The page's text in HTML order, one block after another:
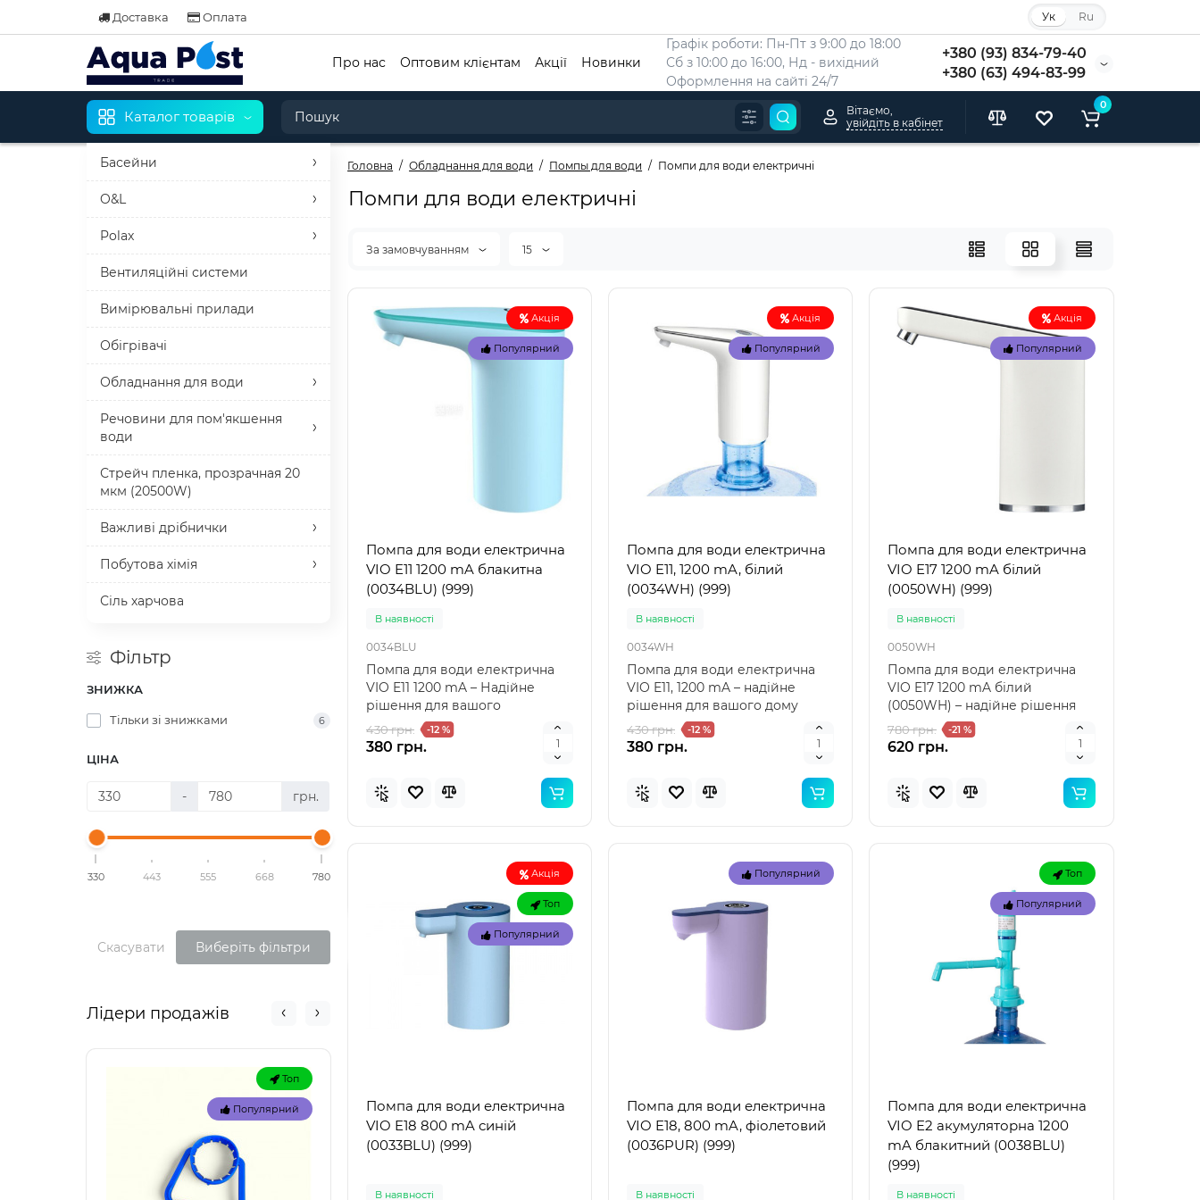
Доставка Оплата Ук Ru
Графік роботи: Пн-Пт з 9:00 до 18:00
Сб з 10:00 до 16:00, Нд - вихідний
Оформлення на сайтi 24/7
+380 (93) 834-79-40
+380 (63) 494-83-99
Про нас Оптовим клієнтам Акції Новинки
Каталог товарів
Басейни
O&L
Polax
Вентиляційні системи
Вимірювальні прилади
Обігрівачі
Обладнання для води
Речовини для пом'якшення
води
Стрейч пленка, прозрачная 20
мкм (20500W)
Важливі дрібнички
Побутова хімія
Сіль харчова
Вітаємо,
увійдіть в кабінет
0
Головна Обладнання для води Помпы для води Помпи для води електричні
Фільтр
ЗНИЖКА
Тільки зі знижками 6
ЦІНА
- грн.
330 443 555 668 780
Скасувати Виберіть фільтри
Лідери продажів
Топ
Популярний Популярний Популярний Популярний
Помпи для води електричні
За замовчуванням 15
Акція
Популярний
Помпа для води електрична
VIO E11 1200 mA блакитна
(0034BLU) (999)
В наявностi
0034BLU
Помпа для води електрична
VIO E11 1200 mA – Надійне
рішення для вашого
водопостачання Помпа для
вод..
430 грн. -12 %
380 грн.
Акція
Популярний
Помпа для води електрична
VIO E11, 1200 mA, білий
(0034WH) (999)
В наявностi
0034WH
Помпа для води електрична
VIO E11, 1200 mA – надійне
рішення для вашого дому
Помпа для води електри..
430 грн. -12 %
380 грн.
Акція
Популярний
Помпа для води електрична
VIO E17 1200 mA білий
(0050WH) (999)
В наявностi
0050WH
Помпа для води електрична
VIO E17 1200 mA білий
(0050WH) – надійне рішення
для вашого дому Помпа дл..
780 грн. -21 %
620 грн.
Акція
Топ
Популярний
Помпа для води електрична
VIO E18 800 mA синій
(0033BLU) (999)
В наявностi
Популярний
Помпа для води електрична
VIO E18, 800 mA, фіолетовий
(0036PUR) (999)
В наявностi
Топ
Популярний
Помпа для води електрична
VIO E2 акумуляторна 1200
mA блакитний (0038BLU)
(999)
В наявностi